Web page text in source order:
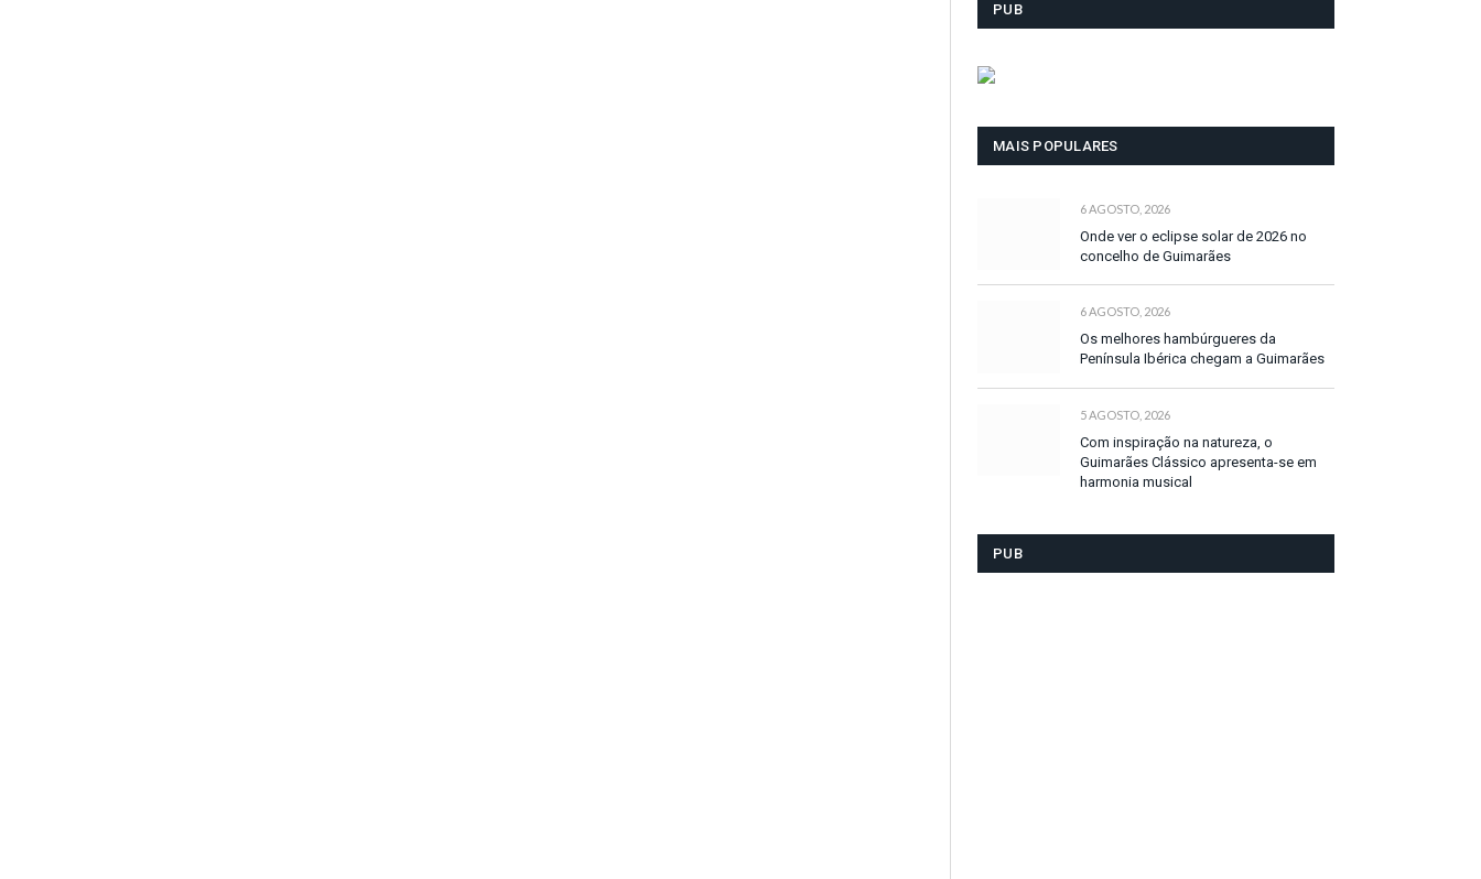
PUB
MAIS POPULARES
6 AGOSTO, 2026
Onde ver o eclipse solar de 2026 no
concelho de Guimarães
6 AGOSTO, 2026
Os melhores hambúrgueres da
Península Ibérica chegam a Guimarães
5 AGOSTO, 2026
Com inspiração na natureza, o
Guimarães Clássico apresenta-se em
harmonia musical
PUB